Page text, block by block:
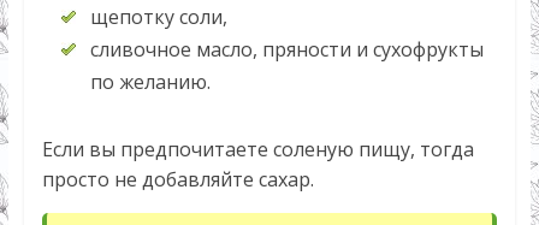
щепотку соли,
сливочное масло, пряности и сухофрукты
по желанию.
Если вы предпочитаете соленую пищу, тогда
просто не добавляйте сахар.